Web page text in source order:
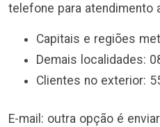
telefone para atendimento
Capitais e regiões
Demais localidades:
Clientes no exterior:
E-mail: outra opção é